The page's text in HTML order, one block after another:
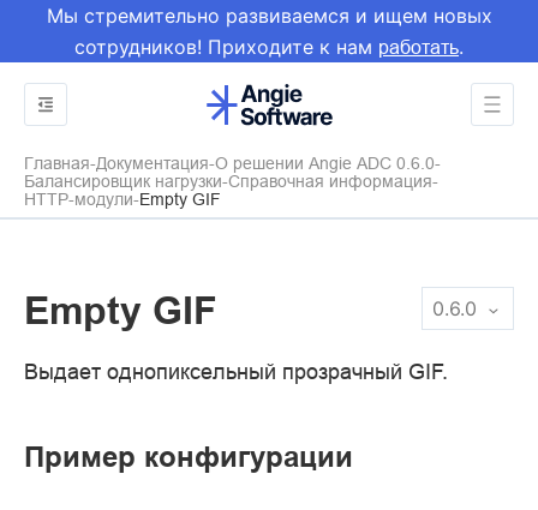
Мы стремительно развиваемся и ищем новых
сотрудников! Приходите к нам работать.
Главная Документация О решении Angie ADC 0.6.0
Балансировщик нагрузки Справочная информация
HTTP-модули Empty GIF
0.6.0
Empty GIF
Выдает однопиксельный прозрачный GIF.
Пример конфигурации